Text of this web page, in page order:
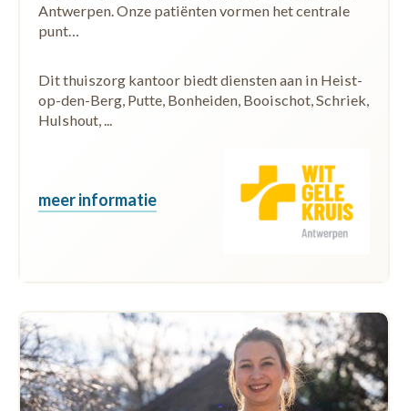
Antwerpen. Onze patiënten vormen het centrale
punt…
Dit thuiszorg kantoor biedt diensten aan in Heist-
op-den-Berg, Putte, Bonheiden, Booischot, Schriek,
Hulshout, ...
meer informatie